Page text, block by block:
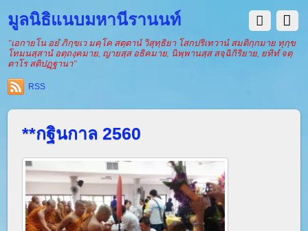
มูลนิธิแนบมหานีรานนท์
"เอกายโน อยํ ภิกฺขเว มคฺโค สตฺตานํ วิสุทฺธิยา โสกปริเทวานํ สมติกฺกมาย ทุกฺข
โทมนสฺสานํ อตฺถงฺคมาย, ญายสฺส อธิคมาย, นิพฺพานสฺส สจฺฉิกิริยาย, ยทิทํ จตฺ
ตาโร สติปฏฺฐานา"
RSS
**กฐินกาล 2560